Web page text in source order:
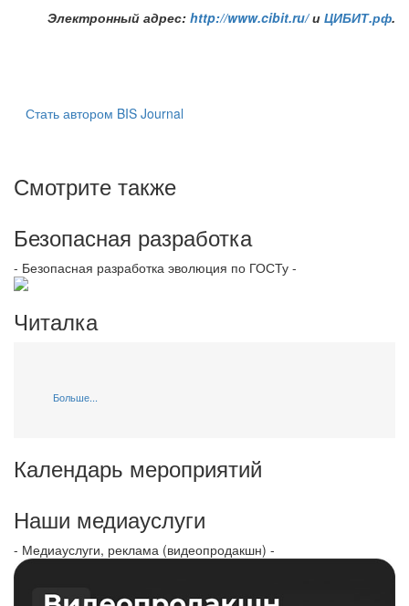
Электронный адрес: http://www.cibit.ru/и ЦИБИТ.рф.
Стать автором BIS Journal
Смотрите также
Безопасная разработка
- Безопасная разработка эволюция по ГОСТу -
Читалка
Больше...
Календарь мероприятий
Наши медиауслуги
- Медиауслуги, реклама (видеопродакшн) -